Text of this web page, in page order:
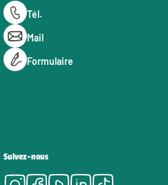
Tél.
Mail
Formulaire
Suivez-nous